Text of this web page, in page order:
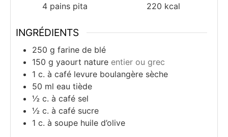
4 pains pita
220 kcal
INGRÉDIENTS
250 g farine de blé
150 g yaourt nature entier ou grec
1 c. à café levure boulangère sèche
50 ml eau tiède
½ c. à café sel
½ c. à café sucre
1 c. à soupe huile d’olive